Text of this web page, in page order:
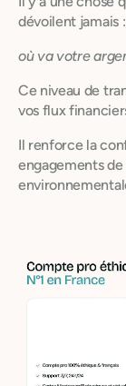
dévoilent jamais :
où va votre
Ce niveau de
vos flux
Il renforce la
engagements